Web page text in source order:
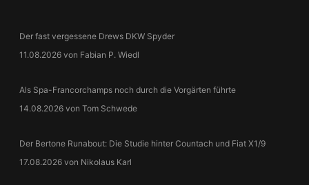
Der fast vergessene Drews DKW Spyder
11.08.2026 von Fabian P. Wiedl
Als Spa-Francorchamps noch durch die Vorgärten führte
14.08.2026 von Tom Schwede
Der Bertone Runabout: Die Studie hinter Countach und Fiat X1/9
17.08.2026 von Nikolaus Karl